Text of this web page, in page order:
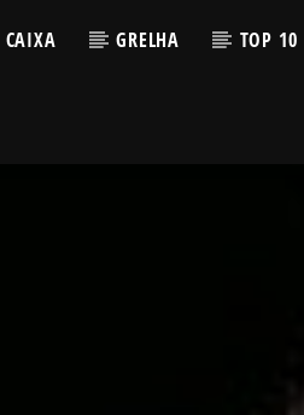
GRELHA TOP 10